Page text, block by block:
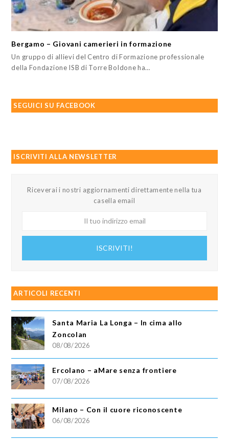
Bergamo – Giovani camerieri in formazione
Un gruppo di allievi del Centro di Formazione professionale
della Fondazione ISB di Torre Boldone ha…
SEGUICI SU FACEBOOK
ISCRIVITI ALLA NEWSLETTER
Riceverai i nostri aggiornamenti direttamente nella tua
casella email
ISCRIVITI!
ARTICOLI RECENTI
Santa Maria La Longa – In cima allo
Zoncolan
08/08/2026
Ercolano – aMare senza frontiere
07/08/2026
Milano – Con il cuore riconoscente
06/08/2026